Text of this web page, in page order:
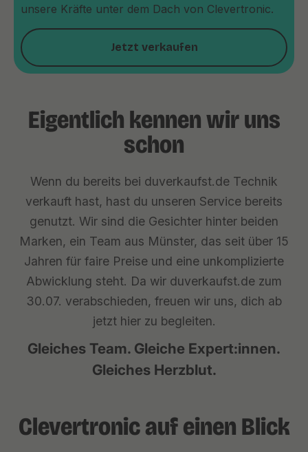
unsere Kräfte unter dem Dach von Clevertronic.
Jetzt verkaufen
Eigentlich kennen wir uns
schon
Wenn du bereits bei duverkaufst.de Technik
verkauft hast, hast du unseren Service bereits
genutzt. Wir sind die Gesichter hinter beiden
Marken, ein Team aus Münster, das seit über 15
Jahren für faire Preise und eine unkomplizierte
Abwicklung steht. Da wir duverkaufst.de zum
30.07. verabschieden, freuen wir uns, dich ab
jetzt hier zu begleiten.
Gleiches Team. Gleiche Expert:innen.
Gleiches Herzblut.
Clevertronic auf einen Blick